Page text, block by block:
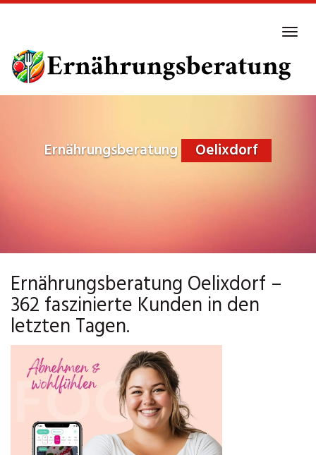
main
content
Ernährungsberatung Oelixdorf
Ernährungsberatung Oelixdorf –
362 faszinierte Kunden in den
letzten Tagen.